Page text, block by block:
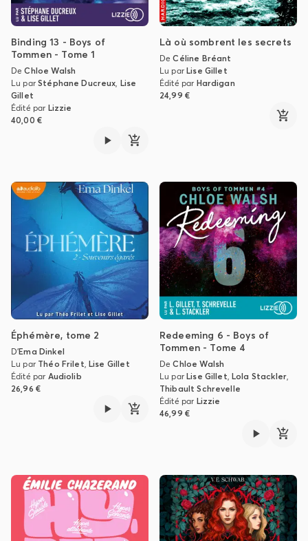
Binding 13 - Boys of
Tommen - Tome 1
DeChloe Walsh
Lu parStéphane Ducreux, Lise
Gillet
Édité par Lizzie
40,00 €
Là où sombrent les secrets
DeCéline Bréant
Lu parLise Gillet
Édité par Hardigan
24,99 €
Éphémère, tome 2
D'Ema Dinkel
Lu par Théo Frilet,Lise Gillet
Édité par Audiolib
26,96 €
Redeeming 6 - Boys of
Tommen - Tome 4
DeChloe Walsh
Lu parLise Gillet,Lola Stackler,
Thibault Schrevelle
Édité par Lizzie
46,99 €